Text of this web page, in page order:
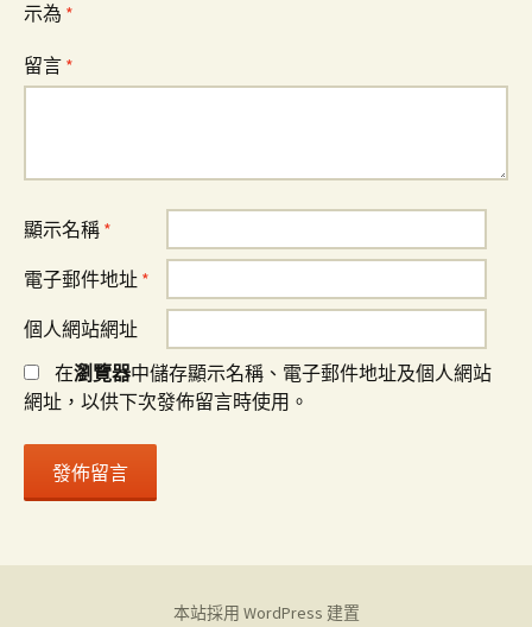
示為 *
留言 *
顯示名稱 *
電子郵件地址 *
個人網站網址
在瀏覽器中儲存顯示名稱、電子郵件地址及個人網站
網址，以供下次發佈留言時使用。
本站採用 WordPress 建置